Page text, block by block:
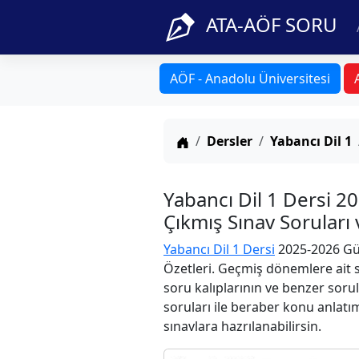
ATA-AÖF SORU
AÖF - Anadolu Üniversitesi
Anasayfa
Dersler Yabancı Dil 1
Yabancı Dil 1 Dersi
Çıkmış Sınav
Yabancı Dil 1 Dersi 2025-2026
Özetleri. Geçmiş dönemlere ait
soru kalıplarının ve benzer
soruları ile beraber konu
sınavlara hazrılanabilirsin.